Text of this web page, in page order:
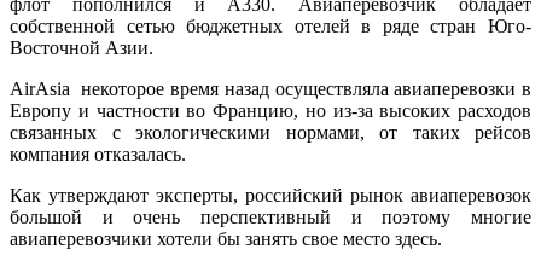
флот пополнился и А330. Авиаперевозчик обладает
собственной сетью бюджетных отелей в ряде стран Юго-
Восточной Азии.
AirAsia некоторое время назад осуществляла авиаперевозки в
Европу и частности во Францию, но из-за высоких расходов
связанных с экологическими нормами, от таких рейсов
компания отказалась.
Как утверждают эксперты, российский рынок авиаперевозок
большой и очень перспективный и поэтому многие
авиаперевозчики хотели бы занять свое место здесь.